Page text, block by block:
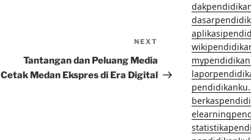
NEXT
Tantangan dan Peluang Media
Cetak Medan Ekspres di Era Digital